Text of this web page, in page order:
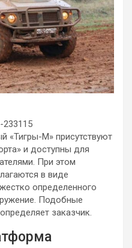
«Тигры-М» присутствуют
и доступны для
При этом
в виде
определенного
Подобные
заказчик.